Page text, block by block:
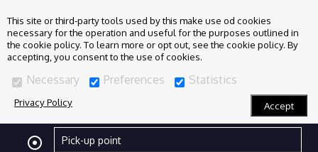
This site or third-party tools used by this make use od cookies
necessary for the operation and useful for the purposes outlined in
the cookie policy. To learn more or opt out, see the cookie policy. By
accepting, you consent to the use of cookies.
Necessary Preferences Statistics
Privacy Policy Accept
adjust